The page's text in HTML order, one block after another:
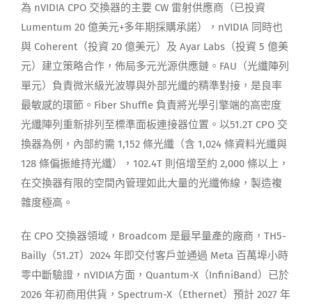
為 nVIDIA CPO 交換器的主要 CW 雷射供應商（已投資
Lumentum 20 億美元+多年期採購承諾），nVIDIA 同時也
與 Coherent（投資 20 億美元）及 Ayar Labs（投資 5 億美
元）建立策略合作，佈局多元光源供應鏈。FAU（光纖陣列
單元）負責微米級光波導與外部光纖的精準對接，是良率
最敏感的環節。Fiber Shuffle 負責將光學引擎端的高密度
光纖陣列重新排列至標準面板連接器位置。以51.2T CPO 交
換器為例，內部約需 1,152 條光纖（含 1,024 條資料光纖與
128 條偏振維持光纖），102.4T 則倍增至約 2,000 條以上，
在交換器有限的空間內管理如此大量的光纖佈線，製造複
雜度極高。
在 CPO 交換器領域，Broadcom 是最早量產的廠商，TH5-
Bailly（51.2T）2024 年即交付客戶並通過 Meta 百萬埠小時
零中斷驗證，nVIDIA方面，Quantum-X（InfiniBand）已於
2026 年初商用供貨，Spectrum-X（Ethernet）預計 2027 年